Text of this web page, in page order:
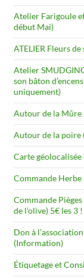
Atelier Farigoule
début Mai)
ATELIER Fleurs
Atelier
son bâton
uniquement)
Autour de la Mûre
Autour de la poire
Carte géolocalisée
Commande
Commande
de l’olive) 5€ les 3 !
Don à
(Information)
Étiquetage et